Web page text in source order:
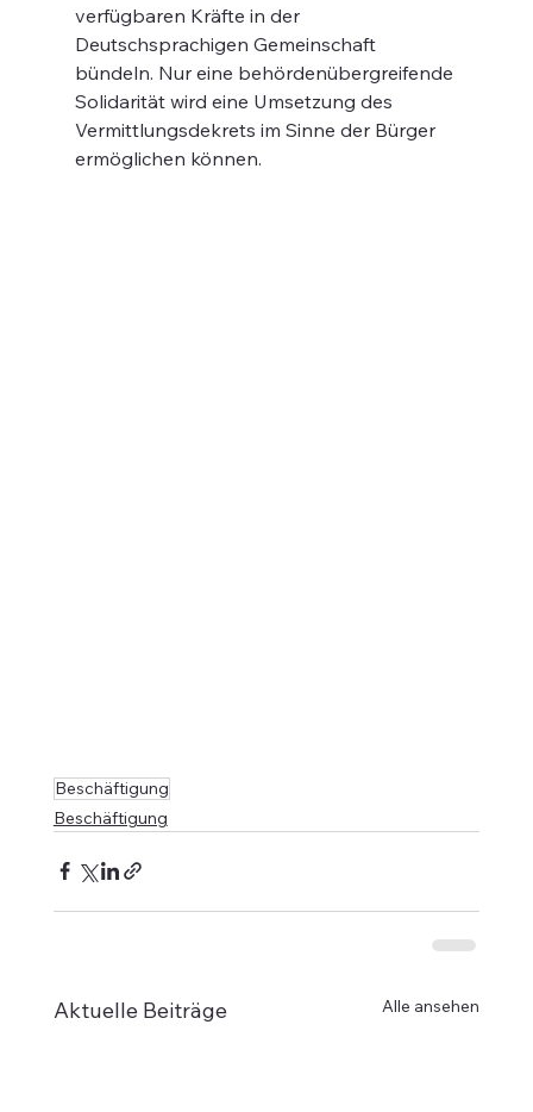
verfügbaren Kräfte in der
Deutschsprachigen Gemeinschaft
bündeln. Nur eine behördenübergreifende
Solidarität wird eine Umsetzung des
Vermittlungsdekrets im Sinne der Bürger
ermöglichen können.
Beschäftigung
Beschäftigung
Aktuelle Beiträge Alle ansehen